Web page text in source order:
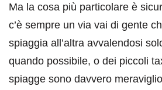
Ma la cosa più particolare è
c’è sempre un via vai di gente
spiaggia all’altra avvalendosi
quando possibile, o dei piccoli
spiagge sono davvero